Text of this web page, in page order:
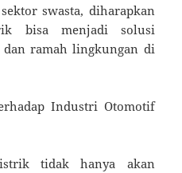
swasta, diharapkan
bisa menjadi solusi
ramah lingkungan di
Industri Otomotif
tidak hanya akan